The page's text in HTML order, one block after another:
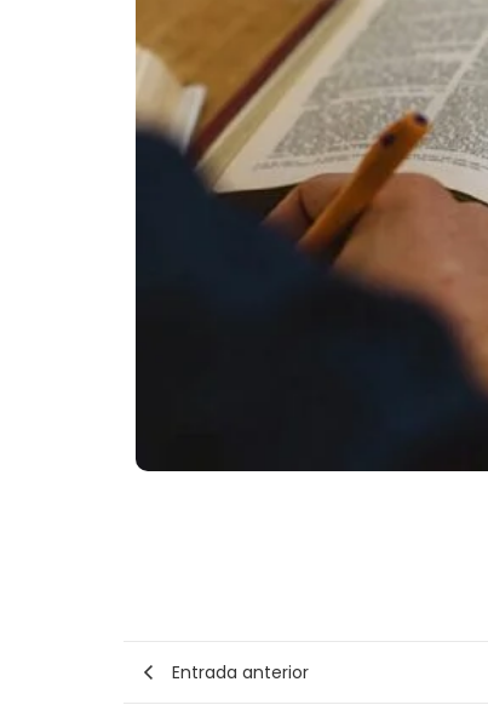
Entrada anterior